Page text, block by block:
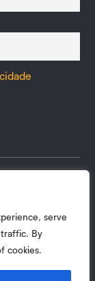
serve
traffic. By
cookies.
pelo que